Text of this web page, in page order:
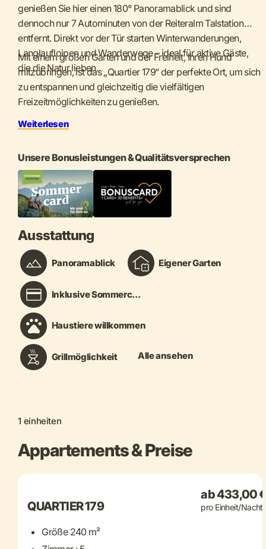
genießen Sie hier einen 180° Panoramablick und sind
dennoch nur 7 Autominuten von der Reiteralm Talstation
entfernt. Direkt vor der Tür starten Winterwanderungen,
Langlaufloipen und Wanderwege – ideal für aktive Gäste,
die die Natur lieben.
Mit einem großen Garten und der Freiheit, Ihren Hund
mitzubringen, ist das „Quartier 179“ der perfekte Ort, um sich
zu entspannen und gleichzeitig die vielfältigen
Freizeitmöglichkeiten zu genießen.
Weiterlesen
Unsere Bonusleistungen & Qualitätsversprechen
Ausstattung
Panoramablick Eigener Garten
Inklusive Sommerc...
Haustiere willkommen
Grillmöglichkeit Alle ansehen
1 einheiten
Appartements & Preise
QUARTIER 179
Größe 240 m²
ab 433,00
pro Einheit/Nacht